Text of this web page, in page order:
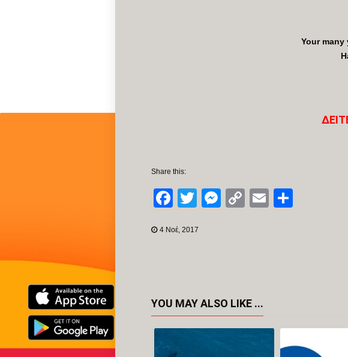
Your
Share this:
Facebook
TwitterMessenger
CopyEmail
4 Νοέ, 2017
YOU MAY ALSO LIKE ...